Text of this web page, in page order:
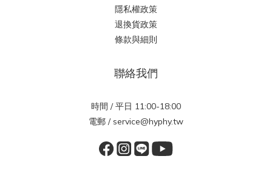
隱私權政策
退換貨政策
條款與細則
聯絡我們
時間 / 平日 11:00-18:00
電郵 / service@hyphy.tw